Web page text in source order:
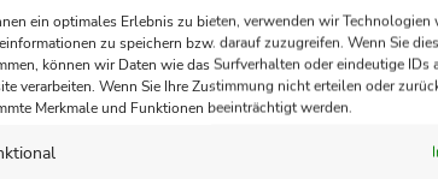
ein optimales Erlebnis zu bieten, verwenden wir Technologien
zu speichern bzw. darauf zuzugreifen. Wenn Sie
können wir Daten wie das Surfverhalten oder eindeutige IDs
verarbeiten. Wenn Sie Ihre Zustimmung nicht erteilen oder
Merkmale und Funktionen beeinträchtigt werden.